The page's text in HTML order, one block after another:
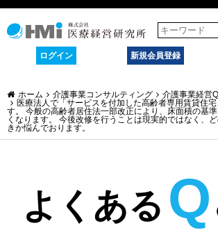
ログイン 新規会員登録
ホーム 介護事業コンサルティング
介護事業経営
医療法人で「サービスを付加した高齢者専用賃貸住
す。 今般の高齢者居住法一部改正により、床面積の基
くなります。 今後改修を行うことは現実的ではなく、
きか悩んでおります。
よくある Q